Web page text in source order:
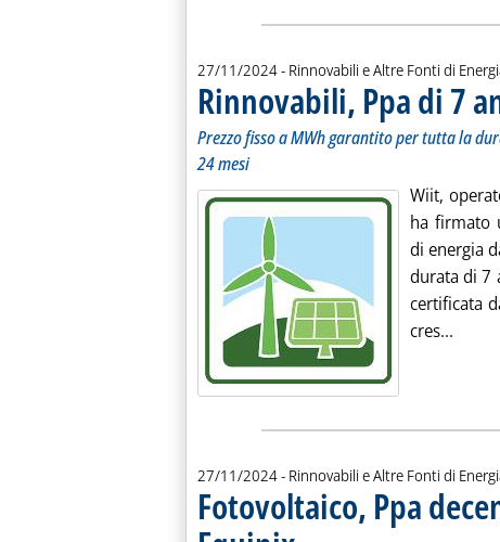
27/11/2024- Rinnovabili e Altre Fonti di
Rinnovabili, Ppa di 7
Prezzo fisso a MWh garantito per tutta la
24 mesi
Wiit,
ha firmato
di energia
durata di 7
certificata
cres...
27/11/2024- Rinnovabili e Altre Fonti di
Fotovoltaico, Ppa
. Sottotitolo: Per alimentare data
. Pubblicata mercoledì 27 novembre